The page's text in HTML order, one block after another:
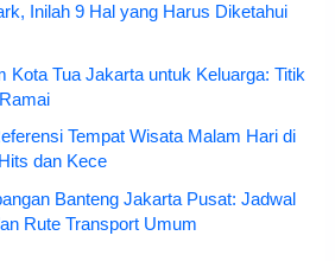
Inilah 9 Hal yang Harus Diketahui
Kota Tua Jakarta untuk Keluarga: Titik
Tempat Wisata Malam Hari di
dan Kece
Banteng Jakarta Pusat: Jadwal
Rute Transport Umum